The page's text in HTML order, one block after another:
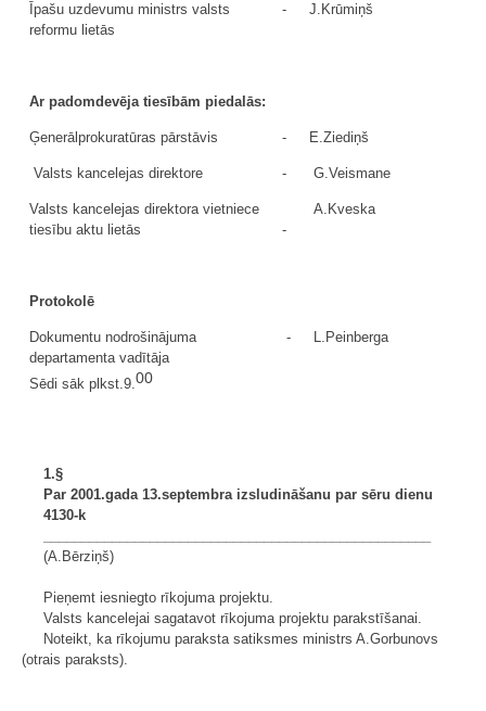
Īpašu uzdevumu ministrs valsts
reformu lietās
- J.Krūmiņš
Ar padomdevēja tiesībām piedalās:
Ģenerālprokuratūras pārstāvis - E.Ziediņš
Valsts kancelejas direktore - G.Veismane
Valsts kancelejas direktora vietniece
tiesību aktu lietās
-
A.Kveska
Protokolē
Dokumentu nodrošinājuma
departamenta vadītāja
Sēdi sāk plkst.9.00
- L.Peinberga
1.§
Par 2001.gada 13.septembra izsludināšanu par sēru dienu
4130-k
(A.Bērziņš)
Pieņemt iesniegto rīkojuma projektu.
Valsts kancelejai sagatavot rīkojuma projektu parakstīšanai.
Noteikt, ka rīkojumu paraksta satiksmes ministrs A.Gorbunovs
(otrais paraksts).